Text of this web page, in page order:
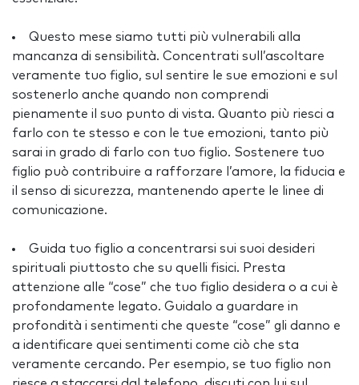
Questo mese siamo tutti più vulnerabili alla
mancanza di sensibilità. Concentrati sull’ascoltare
veramente tuo figlio, sul sentire le sue emozioni e sul
sostenerlo anche quando non comprendi
pienamente il suo punto di vista. Quanto più riesci a
farlo con te stesso e con le tue emozioni, tanto più
sarai in grado di farlo con tuo figlio. Sostenere tuo
figlio può contribuire a rafforzare l’amore, la fiducia e
il senso di sicurezza, mantenendo aperte le linee di
comunicazione.
Guida tuo figlio a concentrarsi sui suoi desideri
spirituali piuttosto che su quelli fisici. Presta
attenzione alle “cose” che tuo figlio desidera o a cui è
profondamente legato. Guidalo a guardare in
profondità i sentimenti che queste “cose” gli danno e
a identificare quei sentimenti come ciò che sta
veramente cercando. Per esempio, se tuo figlio non